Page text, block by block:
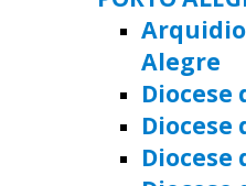
Alegre
Diocese
Diocese